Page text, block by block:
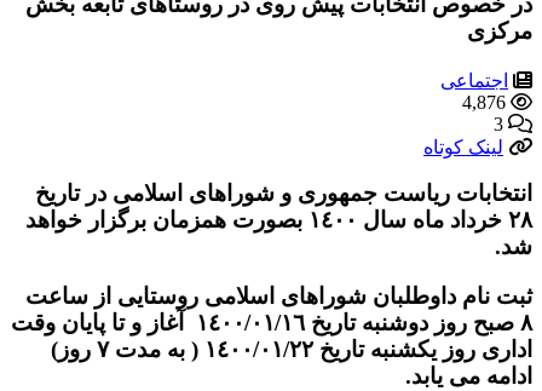
مرکزی
اجتماعی
4,876
3
لینک کوتاه
انتخابات ریاست جمهوری و شوراهای اسلامی در تاریخ
٢٨ خرداد ماه سال ١٤٠٠ بصورت همزمان برگزار خواهد
شد.
ثبت نام داوطلبان شوراهای اسلامی روستایی از ساعت
٨ صبح روز دوشنبه تاریخ ١٤٠٠/٠١/١٦ آغاز و تا پایان وقت
اداری روز یکشنبه تاریخ ١٤٠٠/٠١/٢٢ ( به مدت ٧ روز)
ادامه می یابد.